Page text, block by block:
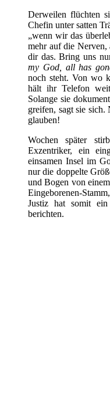
Derweilen flüchten
Chefin unter satten
„wenn wir das
mehr auf die
dir das. Bring uns
my God, all has
noch steht. Von wo
hält ihr Telefon
Solange sie
greifen, sagt sie
glauben!
Wochen später
Exzentriker, ein
einsamen Insel im
nur die doppelte
und Bogen von
Eingeborenen-
Justiz hat somit
berichten.